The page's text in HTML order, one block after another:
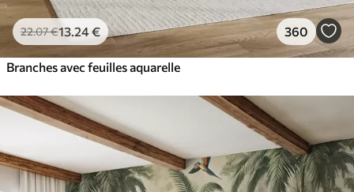
22.07€13 .24€ 360
Branches avec feuilles aquarelle